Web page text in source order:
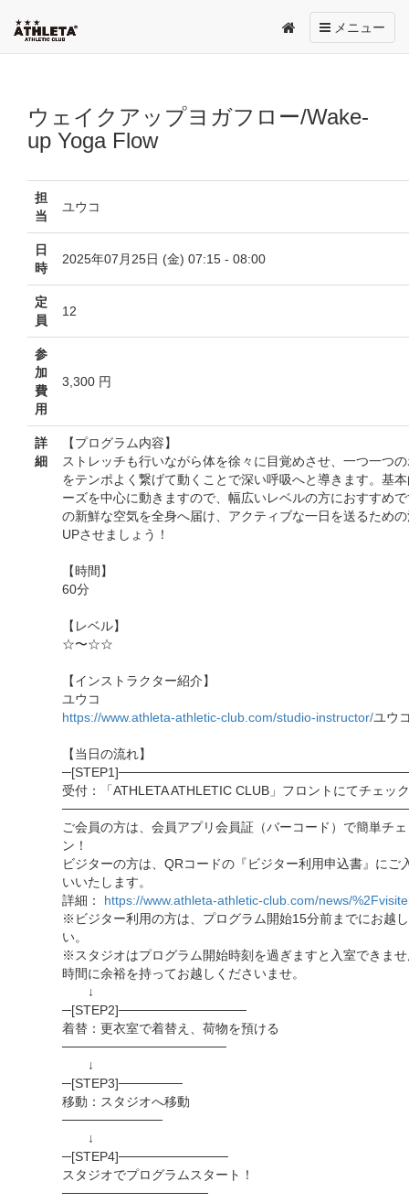
Toggle
navigation
メニュー
ウェイクアップヨガフロー/Wake-
up Yoga Flow
担
当
ユウコ
日
時
2025年07月25日 (金) 07:15 - 08:00
定
員
12
参
加
費
用
3,300 円
詳
細
【プログラム内容】
ストレッチも行いながら体を徐々に目覚めさせ、一つ一つ
をテンポよく繋げて動くことで深い呼吸へと導きます。基
ーズを中心に動きますので、幅広いレベルの方におすすめ
の新鮮な空気を全身へ届け、アクティブな一日を送るため
UPさせましょう！
【時間】
60分
【レベル】
☆〜☆☆
【インストラクター紹介】
ユウコ
https://www.athleta-athletic-club.com/studio-instructor/ユウ
【当日の流れ】
受付：「ATHLETA ATHLETIC CLUB」フロントにてチェッ
ご会員の方は、会員アプリ会員証（バーコード）で簡単チ
ン！
ビジターの方は、QRコードの『ビジター利用申込書』にご
いいたします。
詳細： https://www.athleta-athletic-club.com/news/
※ビジター利用の方は、プログラム開始15分前までにお越
い。
※スタジオはプログラム開始時刻を過ぎますと入室できま
時間に余裕を持ってお越しくださいませ。
↓
─[STEP2]──────────────
着替：更衣室で着替え、荷物を預ける
──────────────────
↓
─[STEP3]───────
移動：スタジオへ移動
───────────
↓
─[STEP4]────────────
スタジオでプログラムスタート！
────────────────